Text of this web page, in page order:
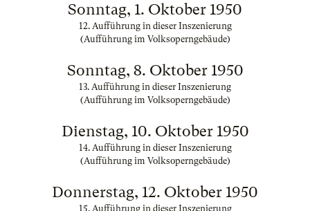
Sonntag, 1. Oktober 1950
12. Aufführung in dieser Inszenierung
(Aufführung im Volksoperngebäude)
Sonntag, 8. Oktober 1950
13. Aufführung in dieser Inszenierung
(Aufführung im Volksoperngebäude)
Dienstag, 10. Oktober 1950
14. Aufführung in dieser Inszenierung
(Aufführung im Volksoperngebäude)
Donnerstag, 12. Oktober 1950
15. Aufführung in dieser Inszenierung